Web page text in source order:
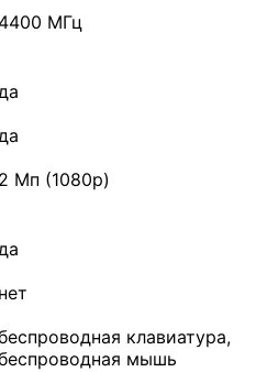
4400 МГц
2 Мп (1080p)
нет
клавиатура,
мышь